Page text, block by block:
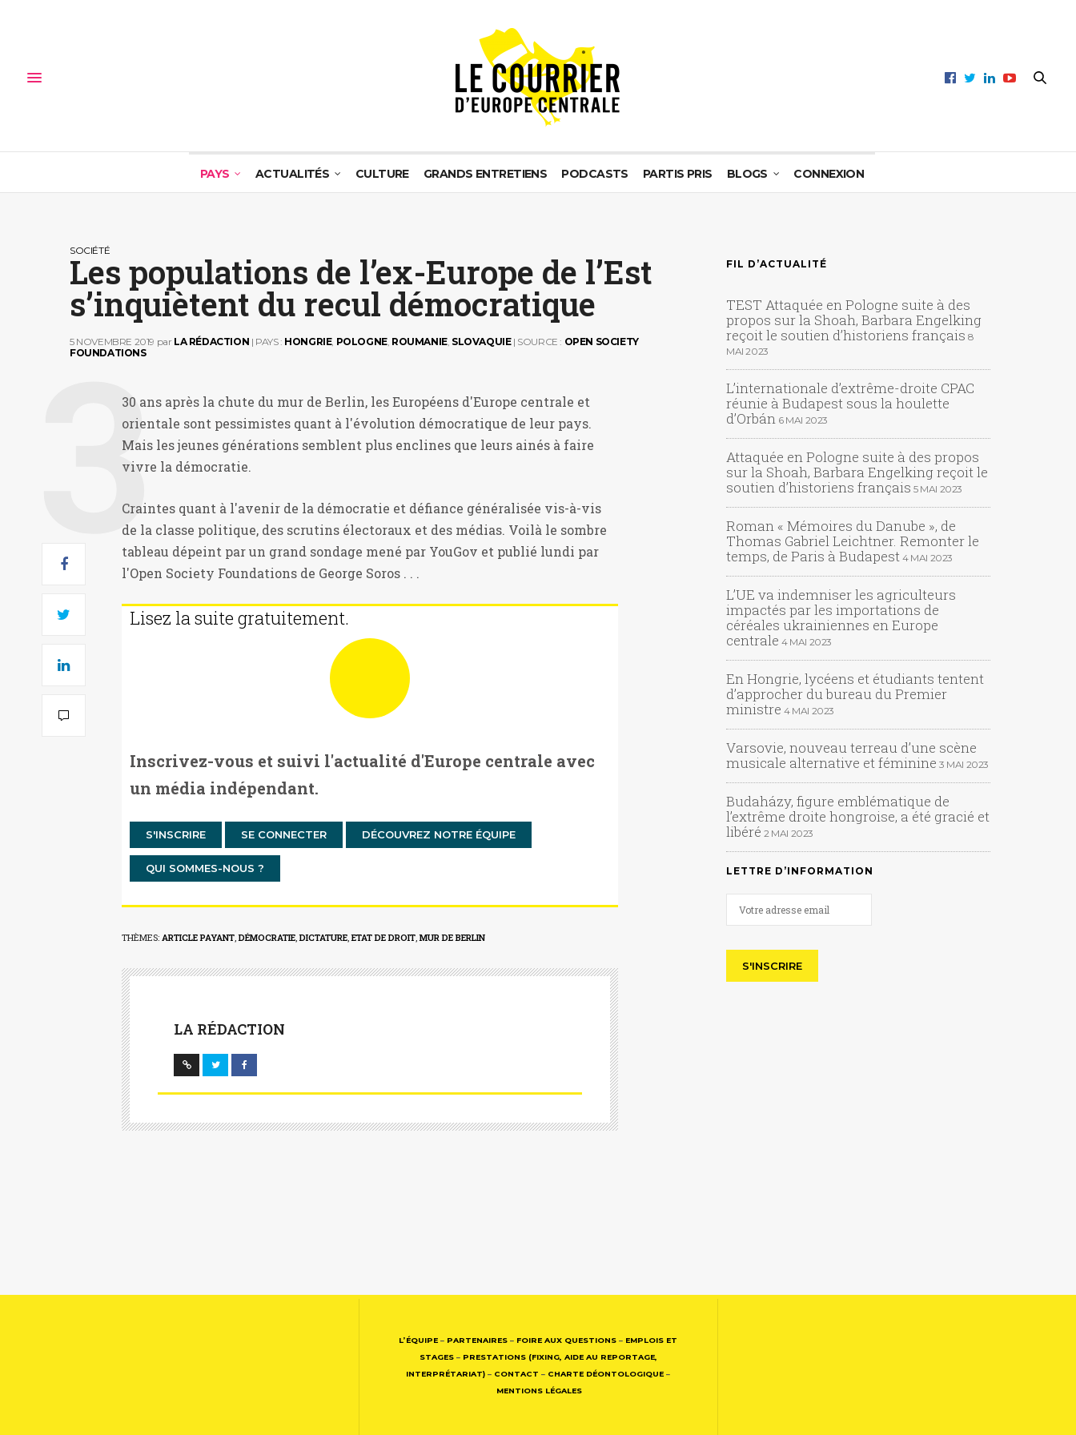
PAYS ACTUALITÉS CULTURE GRANDS ENTRETIENS PODCASTS PARTIS PRIS BLOGS CONNEXION
SOCIÉTÉ
Les populations de l’ex-Europe de l’Est
s’inquiètent du recul démocratique
5 NOVEMBRE 2019 par LA RÉDACTION | PAYS : HONGRIE, POLOGNE, ROUMANIE, SLOVAQUIE| SOURCE : OPEN SOCIETY
FOUNDATIONS
30 ans après la chute du mur de Berlin, les Européens d'Europe centrale et
orientale sont pessimistes quant à l'évolution démocratique de leur pays.
Mais les jeunes générations semblent plus enclines que leurs ainés à faire
vivre la démocratie.
Craintes quant à l'avenir de la démocratie et défiance généralisée vis-à-vis
de la classe politique, des scrutins électoraux et des médias. Voilà le sombre
tableau dépeint par un grand sondage mené par YouGov et publié lundi par
l'Open Society Foundations de George Soros . . .
Lisez la suite gratuitement.
Inscrivez-vous et suivi l'actualité d'Europe centrale avec
un média indépendant.
S'INSCRIRE SE CONNECTER DÉCOUVREZ NOTRE ÉQUIPE
QUI SOMMES-NOUS ?
THÈMES: ARTICLE PAYANT,DÉMOCRATIE,DICTATURE,ETAT DE DROIT,MUR DE BERLIN
LA RÉDACTION
FIL D’ACTUALITÉ
TEST Attaquée en Pologne suite à des
propos sur la Shoah, Barbara Engelking
reçoit le soutien d’historiens français 8
MAI 2023
L’internationale d’extrême-droite CPAC
réunie à Budapest sous la houlette
d’Orbán 6 MAI 2023
Attaquée en Pologne suite à des propos
sur la Shoah, Barbara Engelking reçoit le
soutien d’historiens français 5 MAI 2023
Roman « Mémoires du Danube », de
Thomas Gabriel Leichtner. Remonter le
temps, de Paris à Budapest 4 MAI 2023
L’UE va indemniser les agriculteurs
impactés par les importations de
céréales ukrainiennes en Europe
centrale 4 MAI 2023
En Hongrie, lycéens et étudiants tentent
d’approcher du bureau du Premier
ministre 4 MAI 2023
Varsovie, nouveau terreau d’une scène
musicale alternative et féminine 3 MAI 2023
Budaházy, figure emblématique de
l’extrême droite hongroise, a été gracié et
libéré 2 MAI 2023
LETTRE D’INFORMATION
L’ÉQUIPE – PARTENAIRES – FOIRE AUX QUESTIONS – EMPLOIS ET
STAGES– PRESTATIONS (FIXING, AIDE AU REPORTAGE,
INTERPRÉTARIAT) – CONTACT – CHARTE DÉONTOLOGIQUE –
MENTIONS LÉGALES